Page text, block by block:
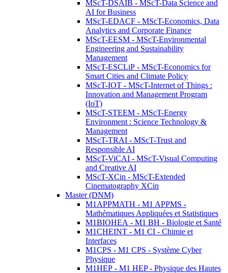
MScT-DSAIB - MScT-Data Science and
AI for Business
MScT-EDACF - MScT-Economics, Data
Analytics and Corporate Finance
MScT-EESM - MScT-Environmental
Engineering and Sustainability
Management
MScT-ESCLiP - MScT-Economics for
Smart Cities and Climate Policy
MScT-IOT - MScT-Internet of Things :
Innovation and Management Program
(IoT)
MScT-STEEM - MScT-Energy
Environment : Science Technology &
Management
MScT-TRAI - MScT-Trust and
Responsible AI
MScT-ViCAI - MScT-Visual Computing
and Creative AI
MScT-XCin - MScT-Extended
Cinematography XCin
Master (DNM)
M1APPMATH - M1 APPMS -
Mathématiques Appliquées et Statistiques
M1BIOHEA - M1 BH - Biologie et Santé
M1CHEINT - M1 CI - Chimie et
Interfaces
M1CPS - M1 CPS - Système Cyber
Physique
M1HEP - M1 HEP - Physique des Hautes